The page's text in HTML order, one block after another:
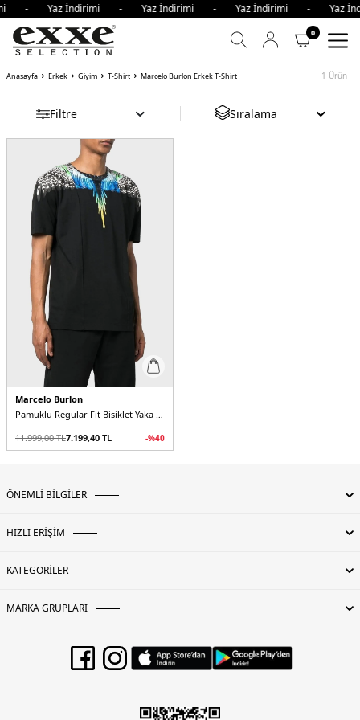
- Yaz İndirimi - Yaz İndirimi - Yaz İndirimi -
0
Anasayfa Erkek Giyim T-Shirt Marcelo Burlon Erkek T-Shirt 1 Ürün
Filtre Sıralama
Marcelo Burlon
Pamuklu Regular Fit Bisiklet Yaka Erkek T Shirt
11.999,00TL7.199,40 TL -%40
ÖNEMLİ BİLGİLER
HIZLI ERİŞİM
KATEGORİLER
MARKA GRUPLARI